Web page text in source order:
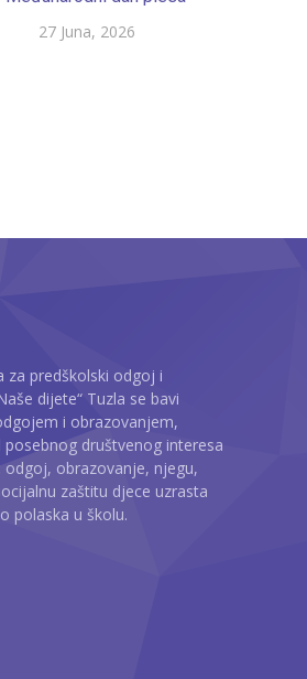
27 Juna, 2026
za predškolski odgoj i
dijete“ Tuzla se bavi
i obrazovanjem,
društvenog interesa
odgoj, obrazovanje, njegu,
zaštitu djece uzrasta
polaska u školu.